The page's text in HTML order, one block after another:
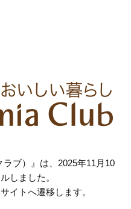
ラブ）』は、2025年11月10
しました。
イトへ遷移します。